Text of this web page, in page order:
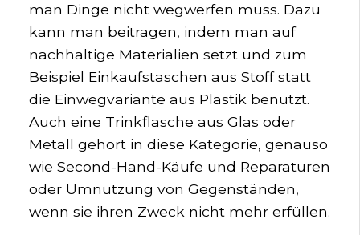
man Dinge nicht wegwerfen muss. Dazu
kann man beitragen, indem man auf
nachhaltige Materialien setzt und zum
Beispiel Einkaufstaschen aus Stoff statt
die Einwegvariante aus Plastik benutzt.
Auch eine Trinkflasche aus Glas oder
Metall gehört in diese Kategorie, genauso
wie Second-Hand-Käufe und Reparaturen
oder Umnutzung von Gegenständen,
wenn sie ihren Zweck nicht mehr erfüllen.